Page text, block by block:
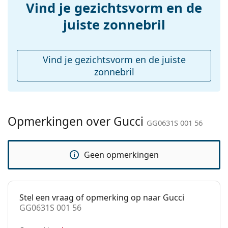
Reinigingsdoekje: Ja
Categorie:
Zonnebrillen
Gucci
Functie:
Fashion
Voorschrift
beschikbaar:
No
Vind je gezichtsvorm en de
juiste zonnebril
Vind je gezichtsvorm en de juiste
zonnebril
Opmerkingen over Gucci GG0631S 001 56
Geen opmerkingen
Stel een vraag of opmerking op naar Gucci
GG0631S 001 56